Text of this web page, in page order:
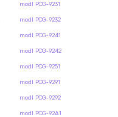
modl PCG-9231
modl PCG-9232
modl PCG-9241
modl PCG-9242
modl PCG-9251
modl PCG-9291
modl PCG-9292
modl PCG-92A1